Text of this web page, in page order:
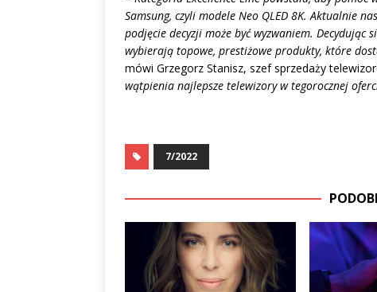
Samsung, czyli modele Neo QLED 8K. Aktualnie
podjęcie decyzji może być wyzwaniem. Decydując
wybierają topowe, prestiżowe produkty, które
mówi Grzegorz Stanisz, szef sprzedaży
wątpienia najlepsze telewizory w tegorocznej
7/2022